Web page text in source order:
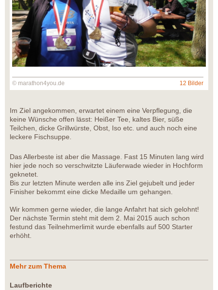
© marathon4you.de 12 Bilder
Im Ziel angekommen, erwartet einem eine Verpflegung, die
keine Wünsche offen lässt: Heißer Tee, kaltes Bier, süße
Teilchen, dicke Grillwürste, Obst, Iso etc. und auch noch eine
leckere Fischsuppe.
Das Allerbeste ist aber die Massage. Fast 15 Minuten lang wird
hier jede noch so verschwitzte Läuferwade wieder in Hochform
geknetet.
Bis zur letzten Minute werden alle ins Ziel gejubelt und jeder
Finisher bekommt eine dicke Medaille um gehangen.
Wir kommen gerne wieder, die lange Anfahrt hat sich gelohnt!
Der nächste Termin steht mit dem 2. Mai 2015 auch schon
festund das Teilnehmerlimit wurde ebenfalls auf 500 Starter
erhöht.
Mehr zum Thema
Laufberichte